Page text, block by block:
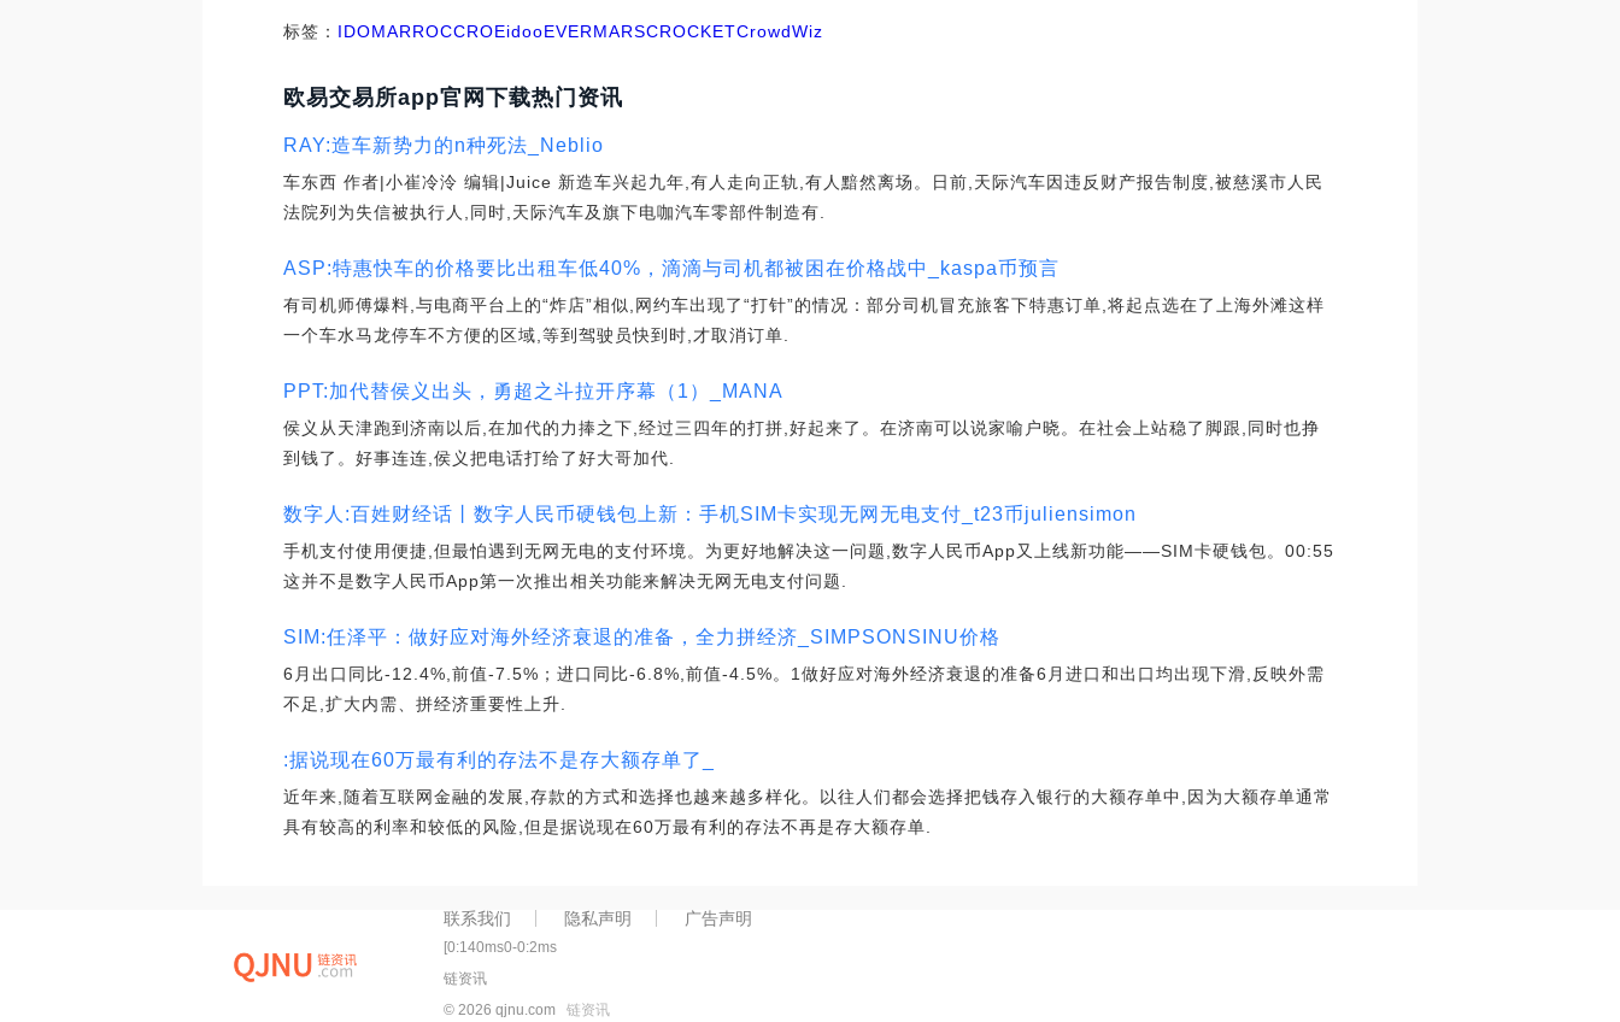
标签： IDOMARROCCROEidooEVERMARSCROCKETCrowdWiz
欧易交易所app官网下载热门资讯
RAY:造车新势力的n种死法_Neblio
车东西 作者|小崔冷泠 编辑|Juice 新造车兴起九年,有人走向正轨,有人黯然离场。日前,天际汽车因违反财产报告制度,被慈溪市人民
法院列为失信被执行人,同时,天际汽车及旗下电咖汽车零部件制造有.
ASP:特惠快车的价格要比出租车低40%，滴滴与司机都被困在价格战中_kaspa币预言
有司机师傅爆料,与电商平台上的“炸店”相似,网约车出现了“打针”的情况：部分司机冒充旅客下特惠订单,将起点选在了上海外滩这样
一个车水马龙停车不方便的区域,等到驾驶员快到时,才取消订单.
PPT:加代替侯义出头，勇超之斗拉开序幕（1）_MANA
侯义从天津跑到济南以后,在加代的力捧之下,经过三四年的打拼,好起来了。在济南可以说家喻户晓。在社会上站稳了脚跟,同时也挣
到钱了。好事连连,侯义把电话打给了好大哥加代.
数字人:百姓财经话丨数字人民币硬钱包上新：手机SIM卡实现无网无电支付_t23币juliensimon
手机支付使用便捷,但最怕遇到无网无电的支付环境。为更好地解决这一问题,数字人民币App又上线新功能——SIM卡硬钱包。00:55
这并不是数字人民币App第一次推出相关功能来解决无网无电支付问题.
SIM:任泽平：做好应对海外经济衰退的准备，全力拼经济_SIMPSONSINU价格
6月出口同比-12.4%,前值-7.5%；进口同比-6.8%,前值-4.5%。1做好应对海外经济衰退的准备6月进口和出口均出现下滑,反映外需
不足,扩大内需、拼经济重要性上升.
:据说现在60万最有利的存法不是存大额存单了_
近年来,随着互联网金融的发展,存款的方式和选择也越来越多样化。以往人们都会选择把钱存入银行的大额存单中,因为大额存单通常
具有较高的利率和较低的风险,但是据说现在60万最有利的存法不再是存大额存单.
联系我们 隐私声明 广告声明
[0:140ms0-0:2ms
链资讯
© 2026 qjnu.com链资讯